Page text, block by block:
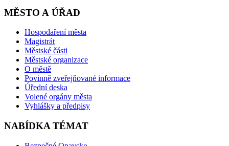
MĚSTO A ÚŘAD
Hospodaření města
Magistrát
Městské části
Městské organizace
O městě
Povinně zveřejňované informace
Úřední deska
Volené orgány města
Vyhlášky a předpisy
NABÍDKA TÉMAT